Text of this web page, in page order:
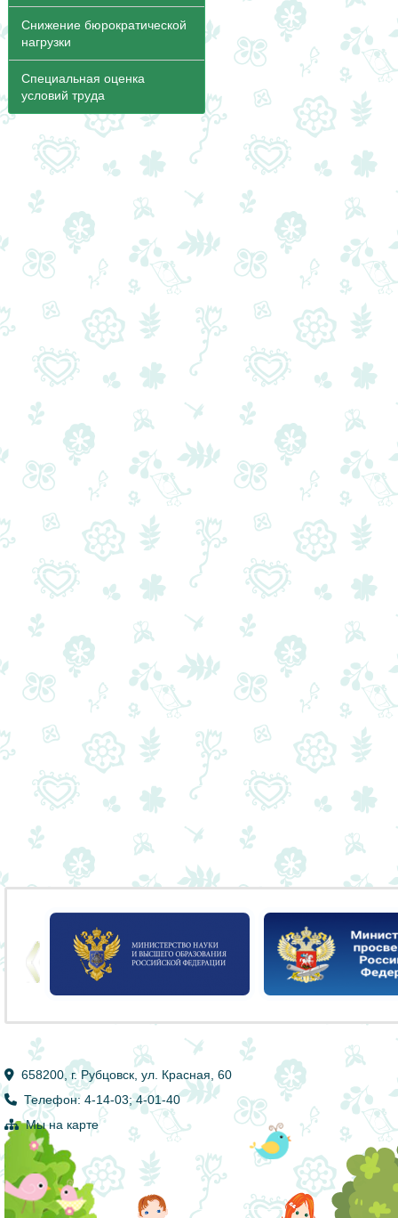
Снижение бюрократической
нагрузки
Специальная оценка
условий труда
658200, г. Рубцовск, ул. Красная, 60
Телефон: 4-14-03; 4-01-40
Мы на карте